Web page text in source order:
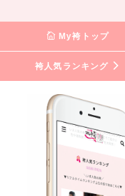
My袴トップ
袴人気ランキング